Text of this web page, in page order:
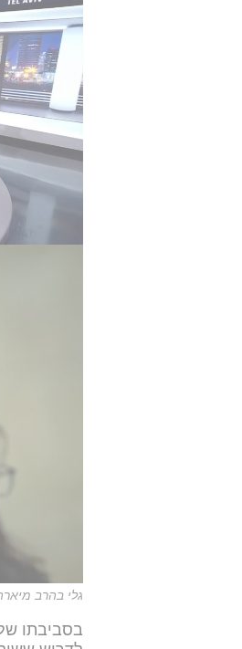
יהיה מענה
משפטי,
הפסולה
"איומים
ומקצועית
נשלחה
שקוימה
גלי בהרב
בסביבתו